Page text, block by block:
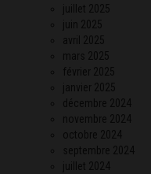
juillet 2025
juin 2025
avril 2025
mars 2025
février 2025
janvier 2025
décembre 2024
novembre 2024
octobre 2024
septembre 2024
juillet 2024